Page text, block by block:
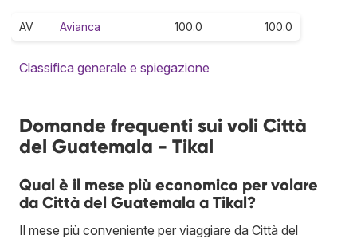
AV Avianca 100.0 100.0
Classifica generale e spiegazione
Domande frequenti sui voli Città
del Guatemala - Tikal
Qual è il mese più economico per volare
da Città del Guatemala a Tikal?
Il mese più conveniente per viaggiare da Città del